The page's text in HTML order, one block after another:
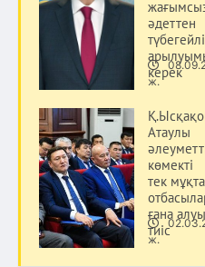
әдеттен
түбегейлі
керек
ж.
Атаулы
көмекті
тек
ғана алуы
тиіс
ж.